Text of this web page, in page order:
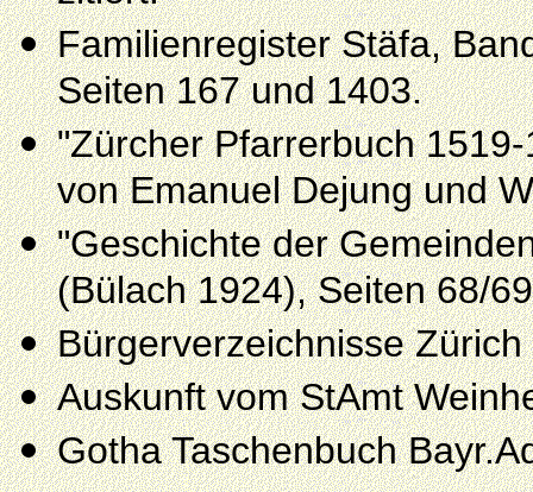
Familienregister Stäfa,
Seiten 167 und 1403.
"Zürcher Pfarrerbuch
von Emanuel Dejung und
"Geschichte der
(Bülach 1924), Seiten 68/69
Bürgerverzeichnisse Zürich
Auskunft vom StAmt
Gotha Taschenbuch